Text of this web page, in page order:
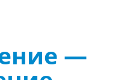
—